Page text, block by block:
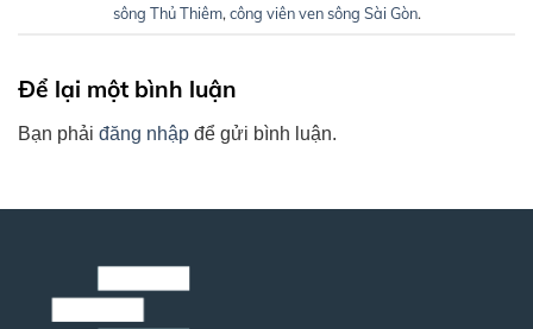
sông Thủ Thiêm, công viên ven sông Sài Gòn.
Để lại một bình luận
Bạn phải đăng nhập để gửi bình luận.